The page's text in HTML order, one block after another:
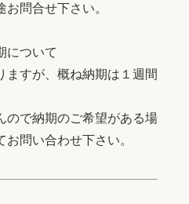
問合せ下さい。
について
ますが、概ね納期は１週間
ので納期のご希望がある場
問い合わせ下さい。